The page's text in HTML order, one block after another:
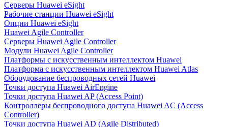
Серверы Huawei eSight
Рабочие станции Huawei eSight
Опции Huawei eSight
Huawei Agile Controller
Серверы Huawei Agile Controller
Модули Huawei Agile Controller
Платформы с искусственным интеллектом Huawei
Платформа с искусственным интеллектом Huawei Atlas
Оборудование беспроводных сетей Huawei
Точки доступа Huawei AirEngine
Точки доступа Huawei AP (Access Point)
Контроллеры беспроводного доступа Huawei AC (Access
Controller)
Точки доступа Huawei AD (Agile Distributed)